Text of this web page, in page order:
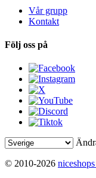
Vår grupp
Kontakt
Följ oss på
© 2010-2026